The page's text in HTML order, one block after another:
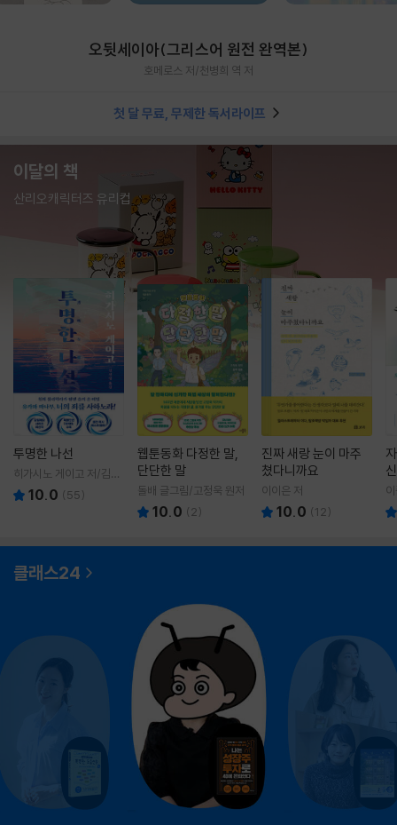
오뒷세이아(그리스어 원전 완역본)
호메로스 저/천병희 역 저
첫 달 무료, 무제한 독서라이프
이달의 책
산리오캐릭터즈 유리컵
투명한 나선
히가시노 게이고 저/김선
영 역10.0 (55)
웹툰동화 다정한 말,
단단한 말
돌배 글그림/고정욱 원저
10.0 ( 2)
진짜 새랑 눈이 마주
쳤다니까요
이이은 저
10.0 (12)
클래스24